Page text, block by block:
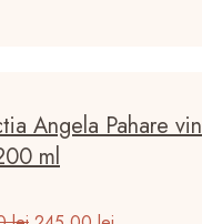
Angela Pahare vin
ml